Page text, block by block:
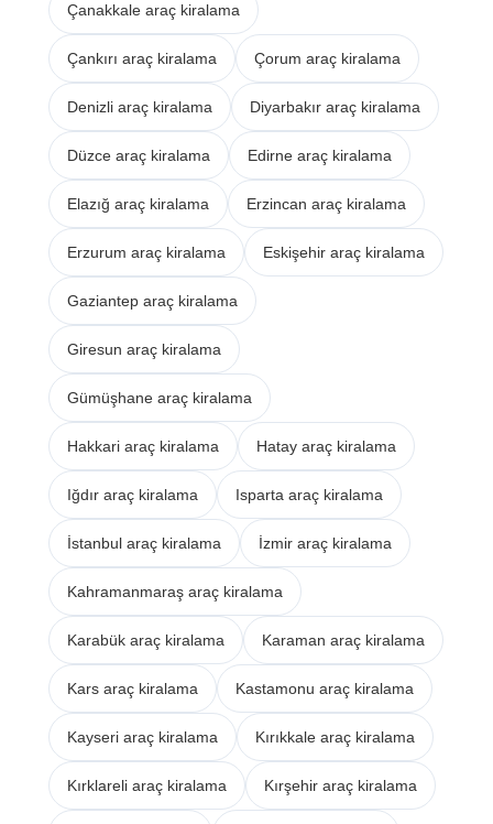
Çanakkale araç kiralama
Çankırı araç kiralama Çorum araç kiralama
Denizli araç kiralama Diyarbakır araç kiralama
Düzce araç kiralama Edirne araç kiralama
Elazığ araç kiralama Erzincan araç kiralama
Erzurum araç kiralama Eskişehir araç kiralama
Gaziantep araç kiralama
Giresun araç kiralama
Gümüşhane araç kiralama
Hakkari araç kiralama Hatay araç kiralama
Iğdır araç kiralama Isparta araç kiralama
İstanbul araç kiralama İzmir araç kiralama
Kahramanmaraş araç kiralama
Karabük araç kiralama Karaman araç kiralama
Kars araç kiralama Kastamonu araç kiralama
Kayseri araç kiralama Kırıkkale araç kiralama
Kırklareli araç kiralama Kırşehir araç kiralama